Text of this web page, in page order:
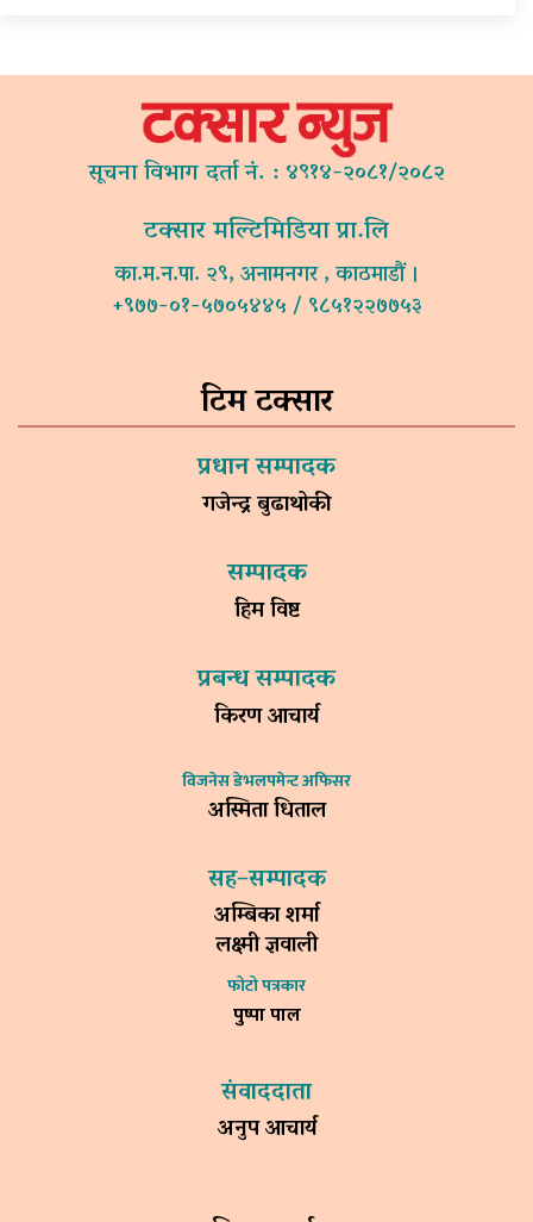
सूचना विभाग दर्ता नं. : ४९१४-२०८१/२०८२
टक्सार मल्टिमिडिया प्रा.लि
का.म.न.पा. २९, अनामनगर , काठमाडौं ।
+९७७-०१-५७०५४४५ / ९८५१२२७७५३
टिम टक्सार
प्रधान सम्पादक
गजेन्द्र बुढाथोकी
सम्पादक
हिम विष्ट
प्रबन्ध सम्पादक
किरण आचार्य
विजनेस डेभलपमेन्ट अफिसर
अस्मिता धिताल
सह–सम्पादक
अम्बिका शर्मा
लक्ष्मी ज्ञवाली
फोटो पत्रकार
पुष्पा पाल
संवाददाता
अनुप आचार्य